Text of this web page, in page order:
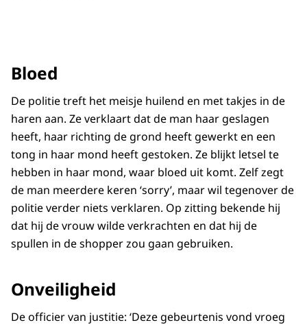
Bloed
De politie treft het meisje huilend en met takjes in de
haren aan. Ze verklaart dat de man haar geslagen
heeft, haar richting de grond heeft gewerkt en een
tong in haar mond heeft gestoken. Ze blijkt letsel te
hebben in haar mond, waar bloed uit komt. Zelf zegt
de man meerdere keren ‘sorry’, maar wil tegenover de
politie verder niets verklaren. Op zitting bekende hij
dat hij de vrouw wilde verkrachten en dat hij de
spullen in de shopper zou gaan gebruiken.
Onveiligheid
De officier van justitie: ‘Deze gebeurtenis vond vroeg